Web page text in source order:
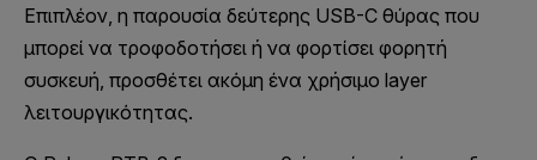
Επιπλέον, η παρουσία δεύτερης USB-C θύρας που
μπορεί να τροφοδοτήσει ή να φορτίσει φορητή
συσκευή, προσθέτει ακόμη ένα χρήσιμο layer
λειτουργικότητας.